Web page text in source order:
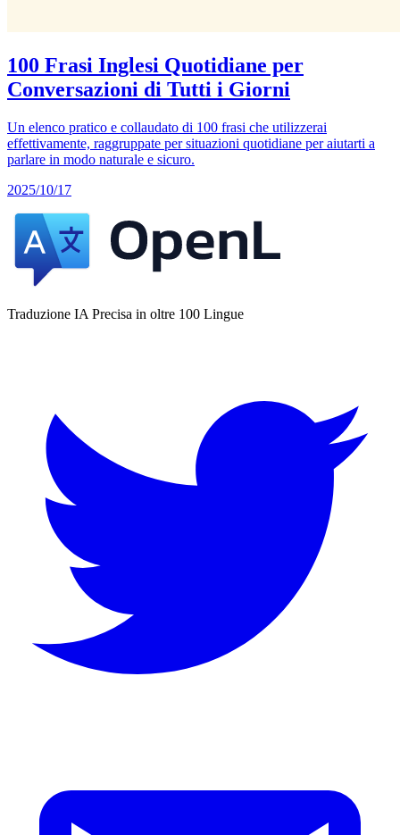
100 Frasi Inglesi Quotidiane per
Conversazioni di Tutti i Giorni
Un elenco pratico e collaudato di 100 frasi che utilizzerai
effettivamente, raggruppate per situazioni quotidiane per aiutarti a
parlare in modo naturale e sicuro.
2025/10/17
Traduzione IA Precisa in oltre 100 Lingue